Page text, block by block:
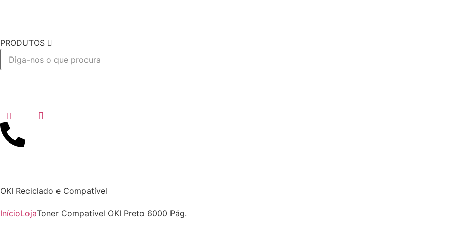
PRODUTOS
OKI Reciclado e Compatível
InícioLojaToner Compatível OKI Preto 6000 Pág.